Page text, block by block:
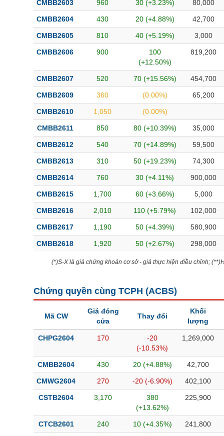
CMBB2603 960 30 (+3.23%) 80,000
CMBB2604 430 20 (+4.88%) 42,700
CMBB2605 810 40 (+5.19%) 3,000
CMBB2606 900
100
(+12.50%)
819,200
CMBB2607 520 70 (+15.56%) 454,700
CMBB2609 360 (0.00%) 65,200
CMBB2610 1,050 (0.00%)
CMBB2611 850 80 (+10.39%) 35,000
CMBB2612 540 70 (+14.89%) 59,500
CMBB2613 310 50 (+19.23%) 74,300
CMBB2614 760 30 (+4.11%) 900,000
CMBB2615 1,700 60 (+3.66%) 5,000
CMBB2616 2,010 110 (+5.79%) 102,000
CMBB2617 1,190 50 (+4.39%) 580,900
CMBB2618 1,920 50 (+2.67%) 298,000
(*)S-X là giá chứng khoán cơ sở - giá thực hiện điều chỉnh;
Chứng quyền cùng TCPH (ACBS)
Mã CW
Giá đóng
cửa
Thay đổi
Khối
lượng
CHPG2604 170
-20
(-10.53%)
1,269,000
CMBB2604 430 20 (+4.88%) 42,700
CMWG2604 270 -20 (-6.90%) 402,100
CSTB2604 3,170
380
(+13.62%)
225,900
CTCB2601 240 10 (+4.35%) 241,800
Bài viết của tác giả(-)
Báo cáo phân tích (-)
Thuật ngữ(-)
Dịch vụ(-)
Đào tạo
Sách tài chính
Công cụ đầu tư
Truyền thông tài chính
Dữ liệu tài chính